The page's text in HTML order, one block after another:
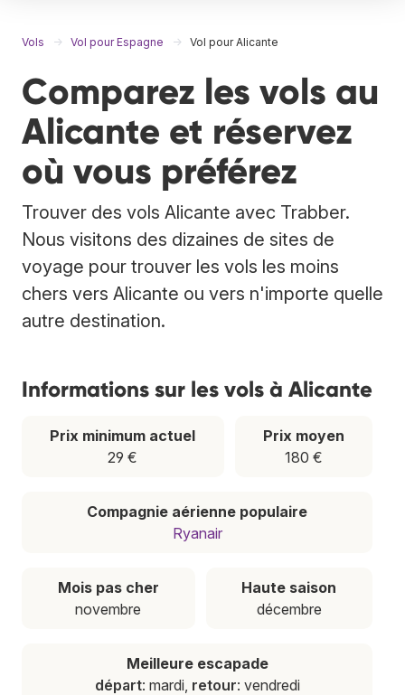
Vols Vol pour Espagne Vol pour Alicante
Comparez les vols au
Alicante et réservez
où vous préférez
Trouver des vols Alicante avec Trabber.
Nous visitons des dizaines de sites de
voyage pour trouver les vols les moins
chers vers Alicante ou vers n'importe quelle
autre destination.
Informations sur les vols à Alicante
Prix minimum actuel
29 €
Prix moyen
180 €
Compagnie aérienne populaire
Ryanair
Mois pas cher
novembre
Haute saison
décembre
Meilleure escapade
départ: mardi, retour: vendredi